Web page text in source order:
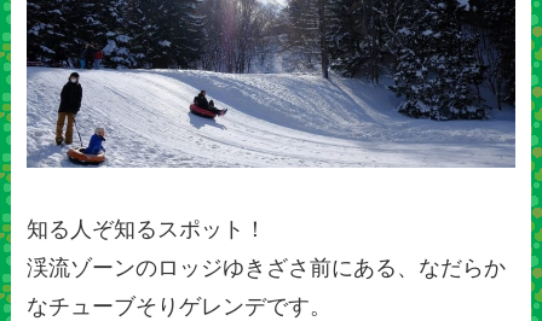
知る人ぞ知るスポット！
渓流ゾーンのロッジゆきざさ前にある、なだらか
なチューブそりゲレンデです。